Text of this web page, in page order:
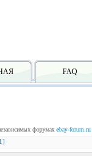
FAQ
форумах ebay-forum.ru